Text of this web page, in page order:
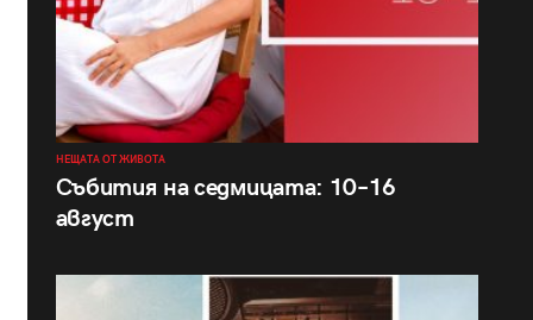
НЕЩАТА ОТ ЖИВОТА
Събития на седмицата: 10–16
август